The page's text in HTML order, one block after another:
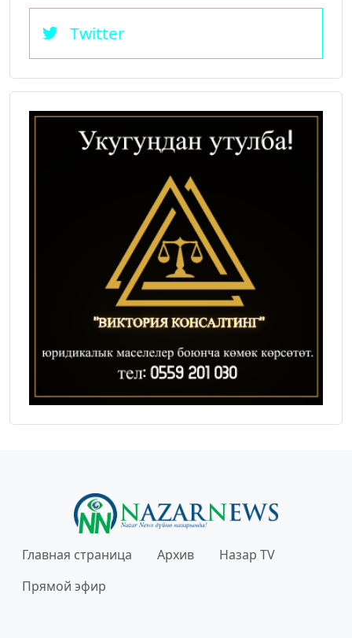
Twitter
Главная страница Архив
Назар TV
Прямой эфир